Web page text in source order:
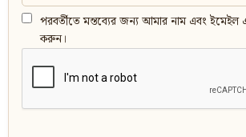
পরবর্তীতে মন্তব্যের জন্য আমার নাম এবং ইমেইল
করুন।